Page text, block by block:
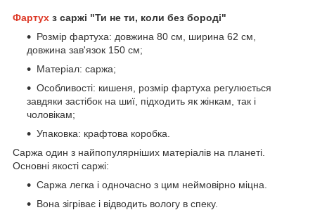
Фартух з саржі "Ти не ти, коли без бороді"
Розмір фартуха: довжина 80 см, ширина 62 см,
довжина зав'язок 150 см;
Матеріал: саржа;
Особливості: кишеня, розмір фартуха регулюється
завдяки застібок на шиї, підходить як жінкам, так і
чоловікам;
Упаковка: крафтова коробка.
Саржа один з найпопулярніших матеріалів на планеті.
Основні якості саржі:
Саржа легка і одночасно з цим неймовірно міцна.
Вона зігріває і відводить вологу в спеку.